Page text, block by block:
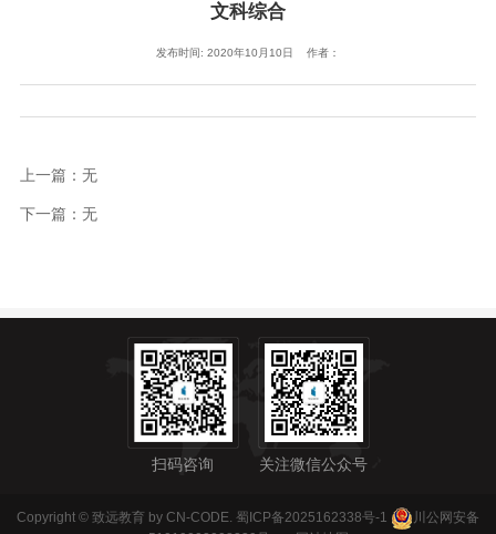
文科综合
发布时间: 2020年10月10日 作者：
上一篇：无
下一篇：无
扫码咨询 关注微信公众号
Copyright © 致远教育 by CN-CODE. 蜀ICP备2025162338号-1
川公网安备